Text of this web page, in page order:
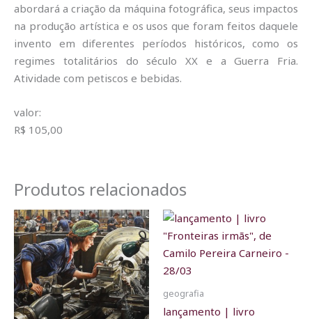
abordará a criação da máquina fotográfica, seus impactos
na produção artística e os usos que foram feitos daquele
invento em diferentes períodos históricos, como os
regimes totalitários do século XX e a Guerra Fria.
Atividade com petiscos e bebidas.
valor:
R$ 105,00
Produtos relacionados
geografia
lançamento | livro